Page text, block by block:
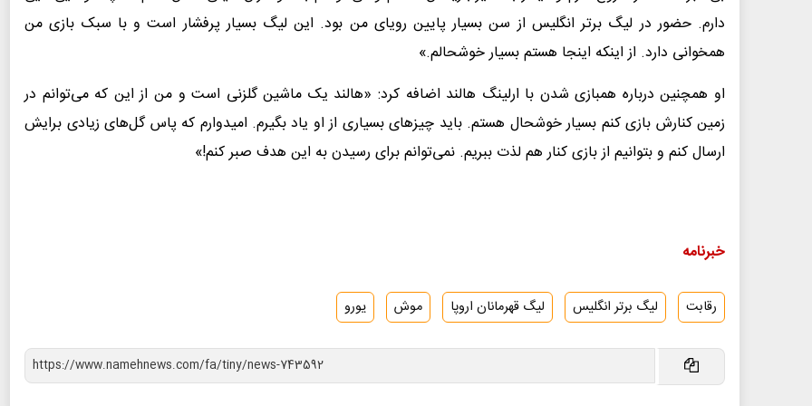
دارم. حضور در لیگ برتر انگلیس از سن بسیار پایین رویای من بود. این لیگ بسیار پرفشار است و با سبک بازی من
همخوانی دارد. از اینکه اینجا هستم بسیار خوشحالم.»
او همچنین درباره همبازی شدن با ارلینگ هالند اضافه کرد: «هالند یک ماشین گلزنی است و من از این که می‌توانم در
زمین کنارش بازی کنم بسیار خوشحال هستم. باید چیزهای بسیاری از او یاد بگیرم. امیدوارم که پاس گل‌های زیادی برایش
ارسال کنم و بتوانیم از بازی کنار هم لذت ببریم. نمی‌توانم برای رسیدن به این هدف صبر کنم!»
خبرنامه
رقابت لیگ برتر انگلیس لیگ قهرمانان اروپا موش یورو